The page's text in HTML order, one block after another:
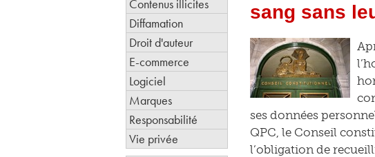
Contenus illicites
Diffamation
Droit d'auteur
E-commerce
Logiciel
Marques
Responsabilité
Vie privée
sang sans
ses données
QPC, le Conseil
l’obligation de